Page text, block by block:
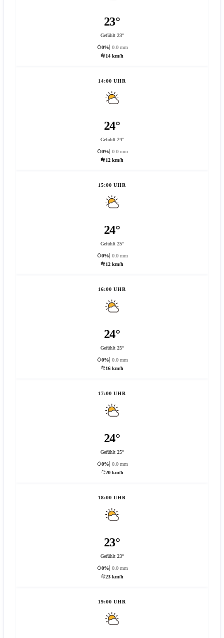
23°
Gefühlt 23°
0%
0.0 mm
14 km/h
14:00 UHR
24°
Gefühlt 24°
0%
0.0 mm
12 km/h
15:00 UHR
24°
Gefühlt 25°
0%
0.0 mm
12 km/h
16:00 UHR
24°
Gefühlt 25°
0%
0.0 mm
16 km/h
17:00 UHR
24°
Gefühlt 25°
0%
0.0 mm
20 km/h
18:00 UHR
23°
Gefühlt 23°
0%
0.0 mm
23 km/h
19:00 UHR